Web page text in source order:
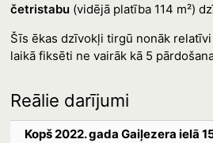
četristabu(vidējā platība 114 m²)
Šīs ēkas dzīvokļi tirgū nonāk
laikā fiksēti ne vairāk kā 5
Reālie darījumi
Kopš 2022. gada Gaiļezera ielā